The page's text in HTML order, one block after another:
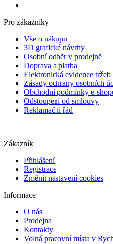
Pro zákazníky
Vše o nákupu
3D grafické návrhy
Osobní odběr v prodejně
Doprava a platba
Elektronická evidence tržeb
Zásady ochrany osobních
Obchodní podmínky e-
Odstoupení od smlouvy
Reklamační řád
Zákazník
Přihlášení
Registrace
Změnit nastavení cookies
Informace
O nás
Prodejna
Kontakty
Volná pracovní místa v